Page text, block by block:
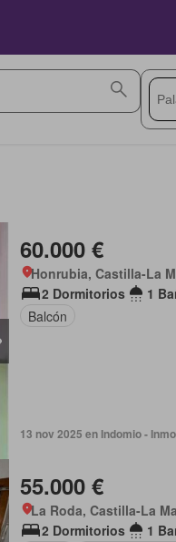
60.000 €
Honrubia, Castilla-La
2 Dormitorios
1
Balcón
13 nov 2025 en Indomio -
55.000 €
La Roda, Castilla-La
2 Dormitorios
1